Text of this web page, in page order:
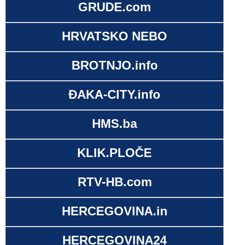
GRUDE.com
HRVATSKO NEBO
BROTNJO.info
ĐAKA-CITY.info
HMS.ba
KLIK.PLOČE
RTV-HB.com
HERCEGOVINA.in
HERCEGOVINA24